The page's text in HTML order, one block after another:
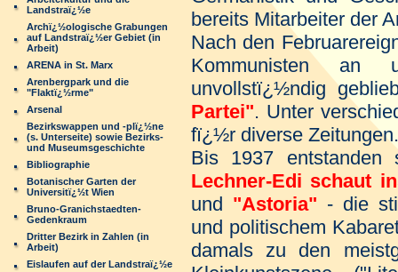
Landstraï¿½e
Archï¿½ologische Grabungen
auf Landstraï¿½er Gebiet (in
Arbeit)
ARENA in St. Marx
Arenbergpark und die
"Flaktï¿½rme"
Arsenal
Bezirkswappen und -plï¿½ne
(s. Unterseite) sowie Bezirks-
und Museumsgeschichte
Bibliographie
Botanischer Garten der
Universitï¿½t Wien
Bruno-Granichstaedten-
Gedenkraum
Dritter Bezirk in Zahlen (in
Arbeit)
Eislaufen auf der Landstraï¿½e
bereits Mitarbeiter der
Nach den
Kommunisten an
unvollstï¿½ndig
Partei". Unter
fï¿½r diverse Zeitungen.
Bis 1937
Lechner-Edi schaut
und "Astoria" - die
und politischem
damals zu den